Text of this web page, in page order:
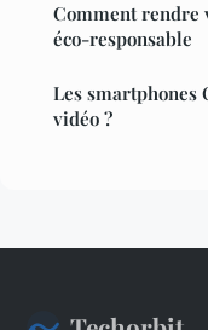
Comment rendre
éco-responsable
Les smartphones
vidéo ?